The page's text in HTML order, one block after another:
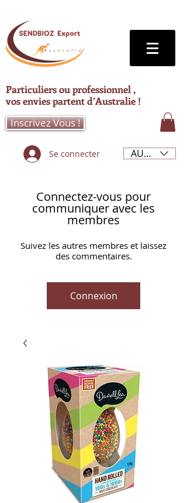
Particuliers ou professionnel ,
vos envies partent d’Australie !
Inscrivez Vous !
Se connecter AUD (AU$)
Connectez-vous pour
communiquer avec les
membres
Suivez les autres membres et laissez
des commentaires.
Connexion